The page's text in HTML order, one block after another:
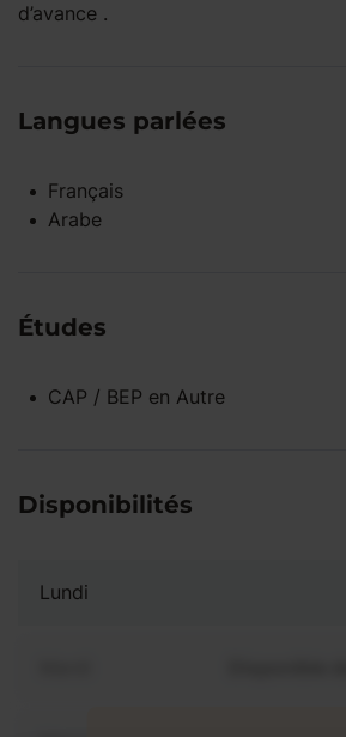
d’avance .
Langues parlées
Français
Arabe
Études
CAP / BEP en Autre
Disponibilités
Lundi